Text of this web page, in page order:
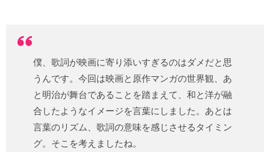
僕、歌詞が映画に寄り添いすぎるのはダメだと思
うんです。今回は映画と原作マンガの世界観、あ
と明治が舞台であることを踏まえて、和と洋が融
合したようなイメージを言葉にしました。あとは
言葉のリズム、歌詞の意味を感じさせるタイミン
グ。そこを考えましたね。